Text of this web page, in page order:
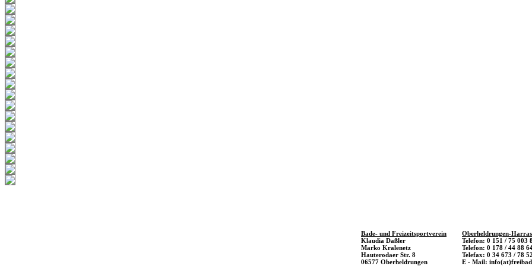
Bade- und Freizeitsportverein
Klaudia Daßler
Marko Kralenetz
Hauterodaer Str. 8
06577 Oberheldrungen
Oberheldrungen-
Telefon: 0 151 / 75 003
Telefon: 0 178 / 44 88
Telefax: 0 34 673 / 78
E - Mail: